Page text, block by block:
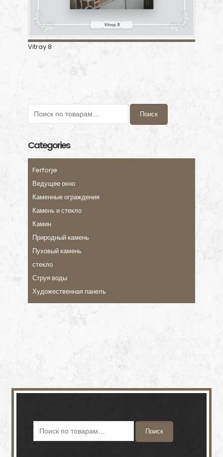
Vitray 8
Поиск
Categories
Ferforje
Ведущее окно
Каменные ограждения
Камень и стекло
Камин
Природный камень
Пуховый камень
стекло
Струя воды
Художественная панель
Поиск